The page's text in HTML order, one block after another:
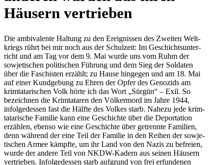
Häusern vertrieben
Die ambi­va­lente Haltung zu den Ereig­nis­sen des Zweiten Welt­
kriegs rührt bei mir noch aus der Schul­zeit: Im Geschichts­un­ter­
richt und am Tag vor dem 9. Mai wurde uns vom Ruhm der
sowje­ti­schen poli­ti­schen Führung und dem Sieg der Sol­da­ten
über die Faschis­ten erzählt; zu Hause hin­ge­gen und am 18. Mai
auf einer Kund­ge­bung zu Ehren der Opfer des Geno­zids am
krim­ta­ta­ri­schen Volk hörte ich das Wort „Sürgün“ – Exil. So
bezeich­nen die Krim­ta­ta­ren den Völ­ker­mord im Jahre 1944,
infol­ge­des­sen fast die Hälfte des Volkes starb. Nahezu jede krim­
ta­ta­ri­sche Familie kann eine Geschichte über die Depor­ta­tion
erzäh­len, ebenso wie eine Geschichte über getrennte Fami­lien,
denn während der eine Teil der Familie in den Reihen der sowje­
ti­schen Armee kämpfte, um ihr Land von den Nazis zu befreien,
wurde der andere Teil von NKDW-Kadern aus seinen Häusern
ver­trie­ben. Infol­ge­des­sen starb auf­grund von frei erfun­de­nen